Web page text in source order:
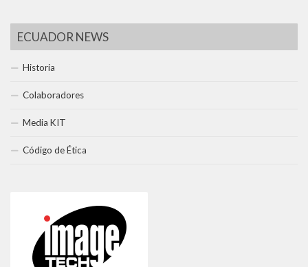
ECUADOR NEWS
Historia
Colaboradores
Media KIT
Código de Ética